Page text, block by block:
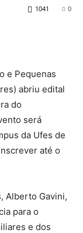
0
1041
e Pequenas
abriu edital
do
será
da Ufes de
até o
Alberto Gavini,
para o
e dos